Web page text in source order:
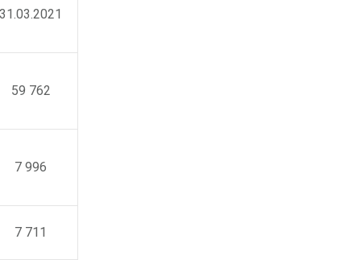
31.03.2021
59 762
7 996
7 711